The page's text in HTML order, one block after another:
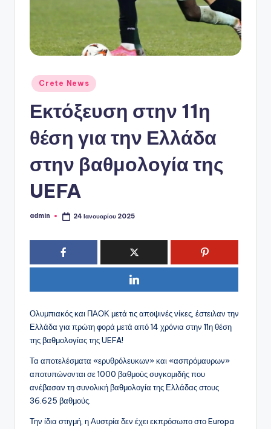
Αναρτήθηκε
σε
Crete News
Εκτόξευση στην 11η
θέση για την Ελλάδα
στην βαθμολογία της
UEFA
Συγγραφέας:
admin 24 Ιανουαρίου 2025
Ολυμπιακός και ΠΑΟΚ μετά τις αποψινές νίκες, έστειλαν την
Ελλάδα για πρώτη φορά μετά από 14 χρόνια στην 11η θέση
της βαθμολογίας της UEFA!
Τα αποτελέσματα «ερυθρόλευκων» και «ασπρόμαυρων»
αποτυπώνονται σε 1000 βαθμούς συγκομιδής που
ανέβασαν τη συνολική βαθμολογία της Ελλάδας στους
36.625 βαθμούς.
Την ίδια στιγμή, η Αυστρία δεν έχει εκπρόσωπο στο Europa